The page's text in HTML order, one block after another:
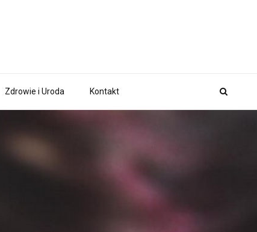
Zdrowie i Uroda Kontakt